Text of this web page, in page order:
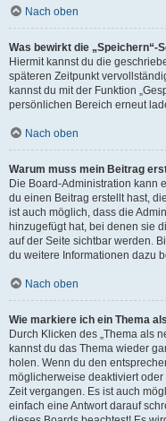
Nach oben
Was bewirkt die „Speichern“-
Hiermit kannst du die
späteren Zeitpunkt
kannst du mit der Funktion
persönlichen Bereich erneut
Nach oben
Warum muss mein Beitrag
Die Board-Administration kann
du einen Beitrag erstellt hast,
ist auch möglich, dass die
hinzugefügt hat, bei denen sie
auf der Seite sichtbar werden.
du weitere Informationen dazu
Nach oben
Wie markiere ich ein Thema
Durch Klicken des „Thema als
kannst du das Thema wieder
holen. Wenn du den
möglicherweise deaktiviert
Zeit vergangen. Es ist auch
einfach eine Antwort darauf